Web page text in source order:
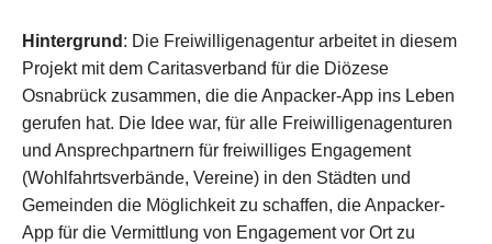
Hintergrund : Die Freiwilligenagentur arbeitet in diesem
Projekt mit dem Caritasverband für die Diözese
Osnabrück zusammen, die die Anpacker-App ins Leben
gerufen hat. Die Idee war, für alle Freiwilligenagenturen
und Ansprechpartnern für freiwilliges Engagement
(Wohlfahrtsverbände, Vereine) in den Städten und
Gemeinden die Möglichkeit zu schaffen, die Anpacker-
App für die Vermittlung von Engagement vor Ort zu